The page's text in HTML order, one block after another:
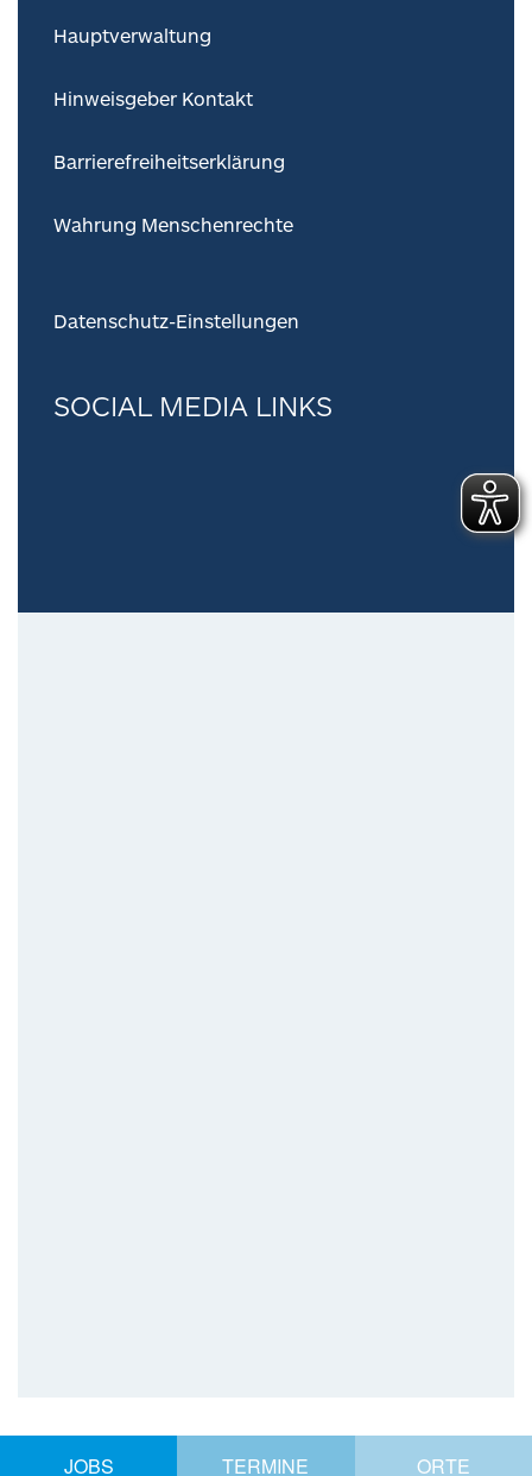
JOBS TERMINE ORTE
Hauptverwaltung
Hinweisgeber Kontakt
Barrierefreiheitserklärung
Wahrung Menschenrechte
Datenschutz-Einstellungen
SOCIAL MEDIA LINKS